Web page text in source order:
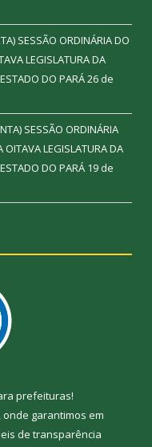
SESSÃO ORDINÁRIA DO
LEGISLATURA DA
DO PARÁ26 de
SESSÃO ORDINÁRIA
OITAVA LEGISLATURA DA
DO PARÁ 19 de
prefeituras!
onde garantimos em
de transparência